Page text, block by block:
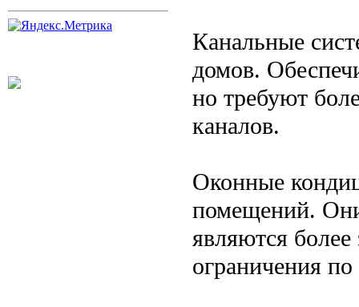
Канальные
домов.
но требуют
каналов.
Оконные
помещений.
являются
ограничения